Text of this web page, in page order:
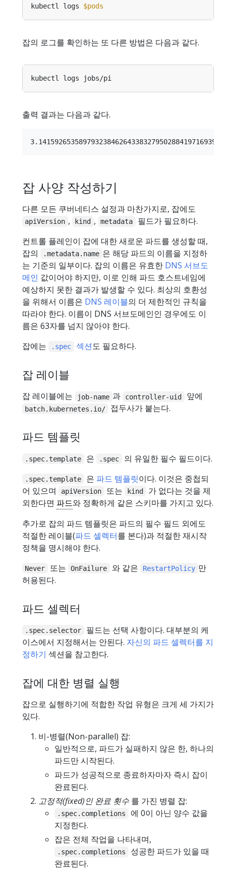
kubectl logs $pods
잡의 로그를 확인하는 또 다른 방법은 다음과 같다.
출력 결과는 다음과 같다.
잡 사양 작성하기
다른 모든 쿠버네티스 설정과 마찬가지로, 잡에도
apiVersion , kind , metadata
필드가 필요하다.
컨트롤 플레인이 잡에 대한 새로운 파드를 생성할 때,
잡의
.metadata.name 은 해당 파드의 이름을 지정하
는 기준의 일부이다. 잡의 이름은 유효한 DNS 서브도
메인 값이어야 하지만, 이로 인해 파드 호스트네임에
예상하지 못한 결과가 발생할 수 있다. 최상의 호환성
을 위해서 이름은 DNS 레이블의 더 제한적인 규칙을
따라야 한다. 이름이 DNS 서브도메인인 경우에도 이
름은 63자를 넘지 않아야 한다.
잡에는
.spec 섹션도 필요하다.
잡 레이블
잡 레이블에는 job-name 과 controller-uid 앞에
batch.kubernetes.io/ 접두사가 붙는다.
파드 템플릿
.spec.template 은 .spec 의 유일한 필수 필드이다.
.spec.template 은 파드 템플릿이다. 이것은 중첩되
어 있으며
apiVersion 또는 kind
가 없다는 것을 제
외한다면 파드와 정확하게 같은 스키마를 가지고 있다.
추가로 잡의 파드 템플릿은 파드의 필수 필드 외에도
적절한 레이블(파드 셀렉터를 본다)과 적절한 재시작
정책을 명시해야 한다.
Never 또는 OnFailure 와 같은 RestartPolicy 만
허용된다.
파드 셀렉터
.spec.selector
필드는 선택 사항이다. 대부분의 케
이스에서 지정해서는 안된다. 자신의 파드 셀렉터를 지
정하기 섹션을 참고한다.
잡에 대한 병렬 실행
잡으로 실행하기에 적합한 작업 유형은 크게 세 가지가
있다.
비-병렬(Non-parallel) 잡:
일반적으로, 파드가 실패하지 않은 한, 하나의
파드만 시작된다.
파드가 성공적으로 종료하자마자 즉시 잡이
완료된다.
고정적(fixed)인 완료 횟수를 가진 병렬 잡:
.spec.completions
에 0이 아닌 양수 값을
지정한다.
잡은 전체 작업을 나타내며,
.spec.completions
성공한 파드가 있을 때
완료된다.